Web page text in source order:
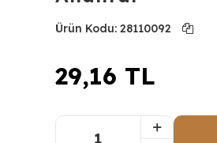
Ürün Kodu: 28110092
29,16 TL